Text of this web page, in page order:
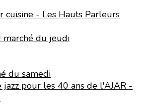
cuisine - Les Hauts Parleurs
marché du jeudi
du samedi
jazz pour les 40 ans de l'AJAR -